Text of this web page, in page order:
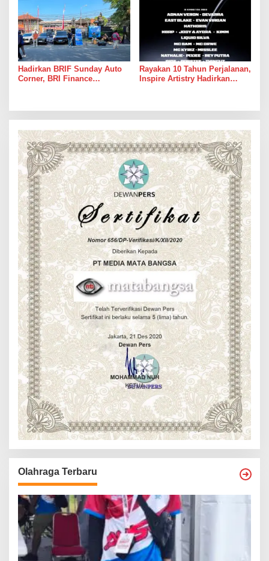
Hadirkan BRIF Sunday Auto
Corner, BRI Finance
Rayakan 10 Tahun Perjalanan,
Inspire Artistry Hadirkan
Olahraga Terbaru